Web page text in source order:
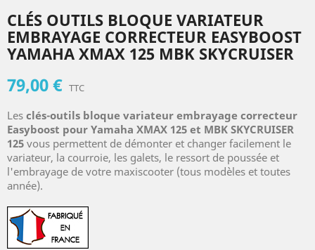
CLÉS OUTILS BLOQUE VARIATEUR
EMBRAYAGE CORRECTEUR EASYBOOST
YAMAHA XMAX 125 MBK SKYCRUISER
79,00 € TTC
Les clés-outils bloque variateur embrayage correcteur
Easyboost pour Yamaha XMAX 125 et MBK SKYCRUISER
125 vous permettent de démonter et changer facilement le
variateur, la courroie, les galets, le ressort de poussée et
l'embrayage de votre maxiscooter (tous modèles et toutes
année).